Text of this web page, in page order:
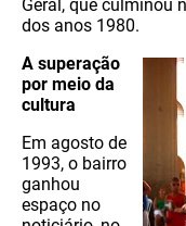
Geral, que culminou
dos anos 1980.
A superação
por meio da
cultura
Em agosto de
1993, o bairro
ganhou
espaço no